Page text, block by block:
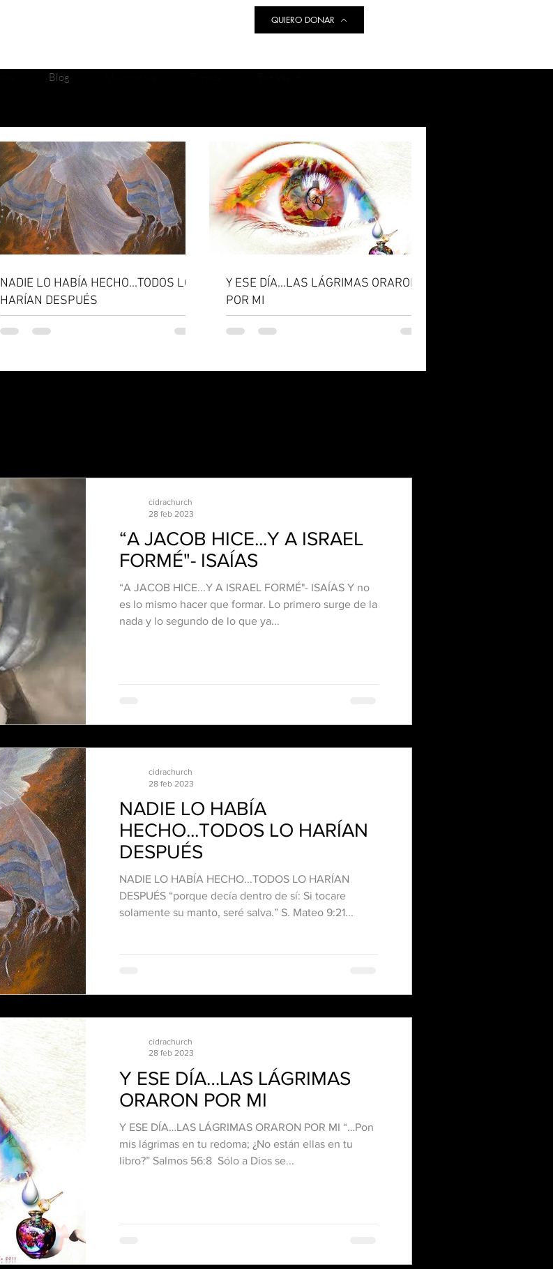
QUIERO DONAR
Blog
NADIE LO HABÍA HECHO...TODOS LO
HARÍAN DESPUÉS
Y ESE DÍA…LAS LÁGRIMAS ORARON
POR MI
“A JACOB HICE...Y A ISRAEL
FORMÉ"- ISAÍAS
“A JACOB HICE...Y A ISRAEL FORMÉ"- ISAÍAS Y no
es lo mismo hacer que formar. Lo primero surge de la
nada y lo segundo de lo que ya...
cidrachurch
28 feb 2023
NADIE LO HABÍA
HECHO...TODOS LO HARÍAN
DESPUÉS
NADIE LO HABÍA HECHO...TODOS LO HARÍAN
DESPUÉS “porque decía dentro de sí: Si tocare
solamente su manto, seré salva.” ‭‭S. Mateo‬ ‭9:21‬...
cidrachurch
28 feb 2023
Y ESE DÍA…LAS LÁGRIMAS
ORARON POR MI
Y ESE DÍA…LAS LÁGRIMAS ORARON POR MI “…Pon
mis lágrimas en tu redoma; ¿No están ellas en tu
libro?” ‭‭Salmos‬ ‭56‬:‭8‬ ‭ Sólo a Dios se...
cidrachurch
28 feb 2023